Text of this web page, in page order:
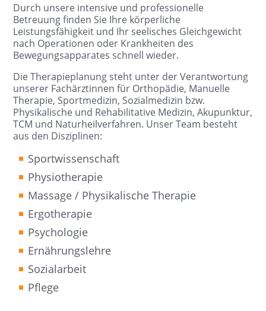
Durch unsere intensive und professionelle
Betreuung finden Sie Ihre körperliche
Leistungsfähigkeit und Ihr seelisches Gleichgewicht
nach Operationen oder Krankheiten des
Bewegungsapparates schnell wieder.
Die Therapieplanung steht unter der Verantwortung
unserer Fachärztinnen für Orthopädie, Manuelle
Therapie, Sportmedizin, Sozialmedizin bzw.
Physikalische und Rehabilitative Medizin, Akupunktur,
TCM und Naturheilverfahren. Unser Team besteht
aus den Disziplinen:
Sportwissenschaft
Physiotherapie
Massage / Physikalische Therapie
Ergotherapie
Psychologie
Ernährungslehre
Sozialarbeit
Pflege